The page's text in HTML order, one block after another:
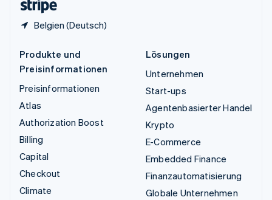
Belgien (Deutsch)
Produkte und
Preisinformationen
Preisinformationen
Atlas
Authorization Boost
Billing
Capital
Checkout
Climate
Lösungen
Unternehmen
Start-ups
Agentenbasierter Handel
Krypto
E-Commerce
Embedded Finance
Finanzautomatisierung
Globale Unternehmen